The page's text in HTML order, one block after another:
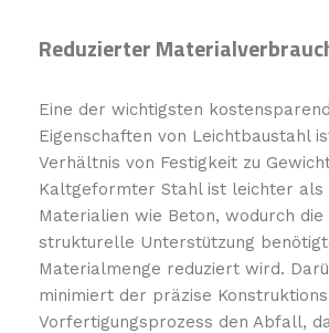
Reduzierter
Eine der wichtigsten
Eigenschaften von Leichtbaustahl
Verhältnis von Festigkeit zu
Kaltgeformter Stahl ist leichter als
Materialien wie Beton, wodurch die
strukturelle Unterstützung
Materialmenge reduziert wird.
minimiert der präzise
Vorfertigungsprozess den Abfall,